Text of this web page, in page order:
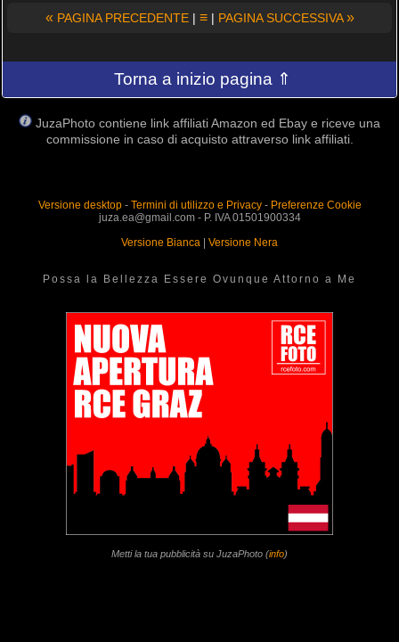
« PAGINA PRECEDENTE| ≡| PAGINA SUCCESSIVA»
Torna a inizio pagina ⇑
JuzaPhoto contiene link affiliati Amazon ed Ebay e riceve una
commissione in caso di acquisto attraverso link affiliati.
Versione desktop- Termini di utilizzo e Privacy- Preferenze Cookie
juza.ea@gmail.com - P. IVA 01501900334
Versione Bianca | Versione Nera
Possa la Bellezza Essere Ovunque Attorno a Me
Metti la tua pubblicità su JuzaPhoto (info)